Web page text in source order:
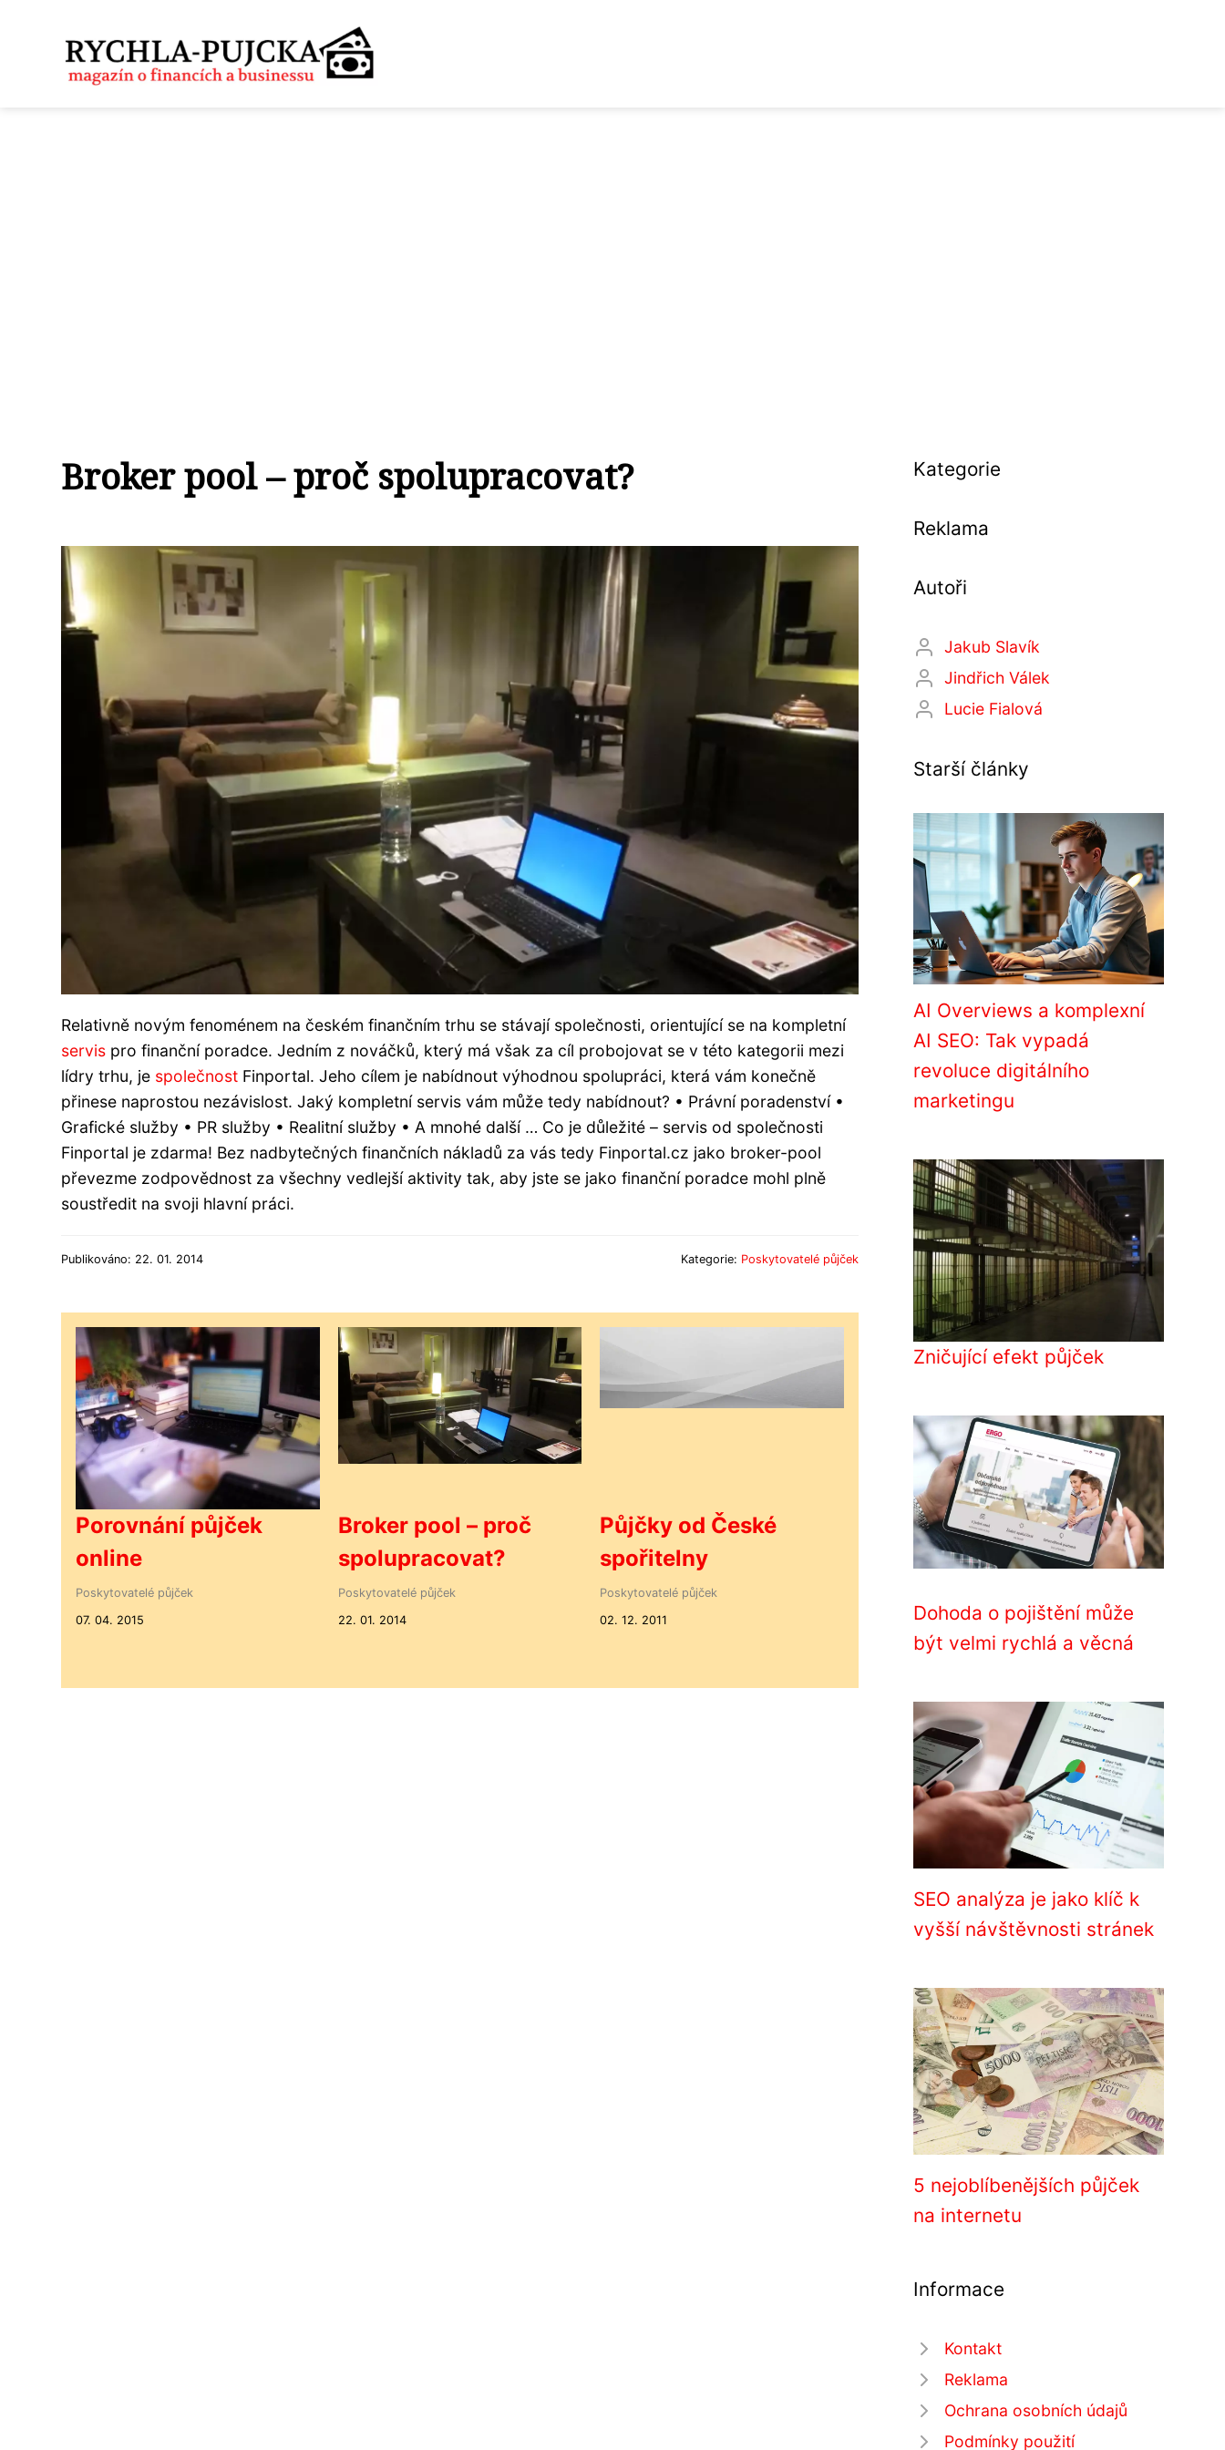
Broker pool – proč spolupracovat?
Relativně novým fenoménem na českém finančním trhu se stávají společnosti, orientující se na kompletní
servis pro finanční poradce. Jedním z nováčků, který má však za cíl probojovat se v této kategorii mezi
lídry trhu, je společnost Finportal. Jeho cílem je nabídnout výhodnou spolupráci, která vám konečně
přinese naprostou nezávislost. Jaký kompletní servis vám může tedy nabídnout? • Právní poradenství •
Grafické služby • PR služby • Realitní služby • A mnohé další … Co je důležité – servis od společnosti
Finportal je zdarma! Bez nadbytečných finančních nákladů za vás tedy Finportal.cz jako broker-pool
převezme zodpovědnost za všechny vedlejší aktivity tak, aby jste se jako finanční poradce mohl plně
soustředit na svoji hlavní práci.
Publikováno: 22. 01. 2014 Kategorie: Poskytovatelé půjček
Porovnání půjček
online
Poskytovatelé půjček
07. 04. 2015
Broker pool – proč
spolupracovat?
Poskytovatelé půjček
22. 01. 2014
Půjčky od České
spořitelny
Poskytovatelé půjček
02. 12. 2011
Kategorie
Reklama
Autoři
Jakub Slavík
Jindřich Válek
Lucie Fialová
Starší články
AI Overviews a komplexní
AI SEO: Tak vypadá
revoluce digitálního
marketingu
Zničující efekt půjček
Dohoda o pojištění může
být velmi rychlá a věcná
SEO analýza je jako klíč k
vyšší návštěvnosti stránek
5 nejoblíbenějších půjček
na internetu
Informace
Kontakt
Reklama
Ochrana osobních údajů
Podmínky použití